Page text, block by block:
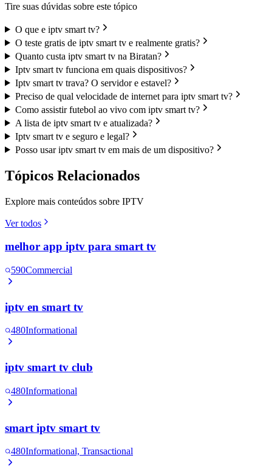
Tire suas dúvidas sobre este tópico
O que e iptv smart tv?
O teste gratis de iptv smart tv e realmente gratis?
Quanto custa iptv smart tv na Biratan?
Iptv smart tv funciona em quais dispositivos?
Iptv smart tv trava? O servidor e estavel?
Preciso de qual velocidade de internet para iptv smart tv?
Como assistir futebol ao vivo com iptv smart tv?
A lista de iptv smart tv e atualizada?
Iptv smart tv e seguro e legal?
Posso usar iptv smart tv em mais de um dispositivo?
Tópicos Relacionados
Explore mais conteúdos sobre IPTV
Ver todos
melhor app iptv para smart tv
590Commercial
iptv en smart tv
480Informational
iptv smart tv club
480Informational
smart iptv smart tv
480Informational, Transactional